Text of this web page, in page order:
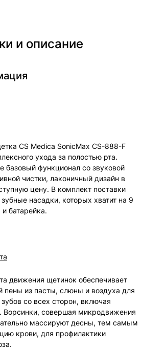
и описание
CS Medica SonicMax CS-888-F
ухода за полостью рта.
базовый функционал со звуковой
чистки, лаконичный дизайн в
цену. В комплект поставки
насадки, которых хватит на 9
батарейка.
движения щетинок обеспечивает
пены из пасты, слюны и воздуха для
со всех сторон, включая
Ворсинки, совершая микродвижения
массируют десны, тем самым
крови, для профилактики